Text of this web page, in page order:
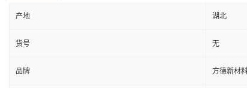
产地 湖北
货号 无
品牌 方德新材